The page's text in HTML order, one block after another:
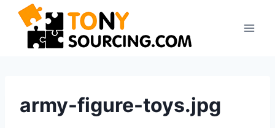
Zum
Inhalt
springen
army-figure-toys.jpg